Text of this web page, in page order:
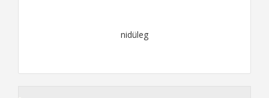
nidüleg